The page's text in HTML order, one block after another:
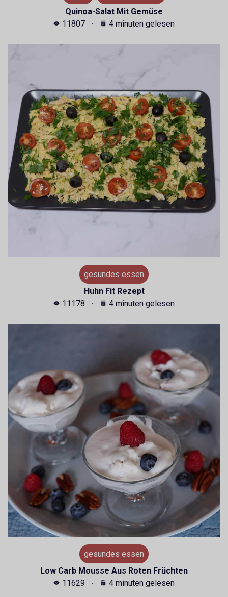
Quinoa-Salat Mit Gemüse
11807
4 minuten gelesen
gesundes essen
Huhn Fit Rezept
11178
4 minuten gelesen
gesundes essen
Low Carb Mousse Aus Roten Früchten
11629
4 minuten gelesen